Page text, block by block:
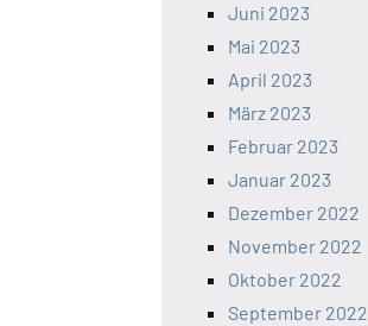
Juni 2023
Mai 2023
April 2023
März 2023
Februar 2023
Januar 2023
Dezember 2022
November 2022
Oktober 2022
September 2022